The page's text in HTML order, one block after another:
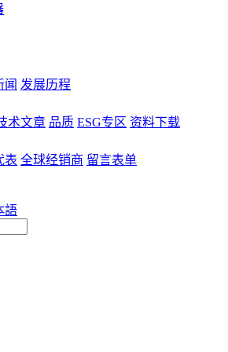
闻 发展历程
术文章 品质 ESG专区 资料下载
表 全球经销商 留言表单
語